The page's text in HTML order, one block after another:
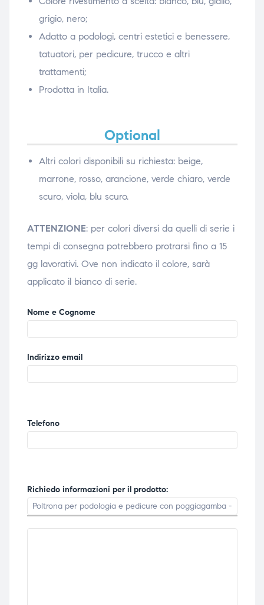
grigio, nero;
Adatto a podologi, centri estetici e benessere,
tatuatori, per pedicure, trucco e altri
trattamenti;
Prodotta in Italia.
Optional
Altri colori disponibili su richiesta: beige,
marrone, rosso, arancione, verde chiaro, verde
scuro, viola, blu scuro.
ATTENZIONE: per colori diversi da quelli di serie i
tempi di consegna potrebbero protrarsi fino a 15
gg lavorativi. Ove non indicato il colore, sarà
applicato il bianco di serie.
Nome e Cognome
Indirizzo email
Telefono
Richiedo informazioni per il prodotto: